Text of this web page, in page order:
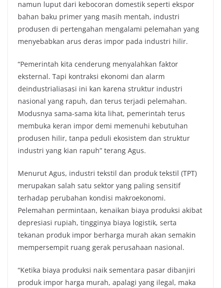
namun luput dari kebocoran domestik seperti ekspor
bahan baku primer yang masih mentah, industri
produsen di pertengahan mengalami pelemahan yang
menyebabkan arus deras impor pada industri hilir.
“Pemerintah kita cenderung menyalahkan faktor
eksternal. Tapi kontraksi ekonomi dan alarm
deindustrialiasasi ini kan karena struktur industri
nasional yang rapuh, dan terus terjadi pelemahan.
Modusnya sama-sama kita lihat, pemerintah terus
membuka keran impor demi memenuhi kebutuhan
produsen hilir, tanpa peduli ekosistem dan struktur
industri yang kian rapuh” terang Agus.
Menurut Agus, industri tekstil dan produk tekstil (TPT)
merupakan salah satu sektor yang paling sensitif
terhadap perubahan kondisi makroekonomi.
Pelemahan permintaan, kenaikan biaya produksi akibat
depresiasi rupiah, tingginya biaya logistik, serta
tekanan produk impor berharga murah akan semakin
mempersempit ruang gerak perusahaan nasional.
“Ketika biaya produksi naik sementara pasar dibanjiri
produk impor harga murah, apalagi yang ilegal, maka